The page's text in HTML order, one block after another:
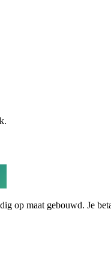
op maat gebouwd. Je